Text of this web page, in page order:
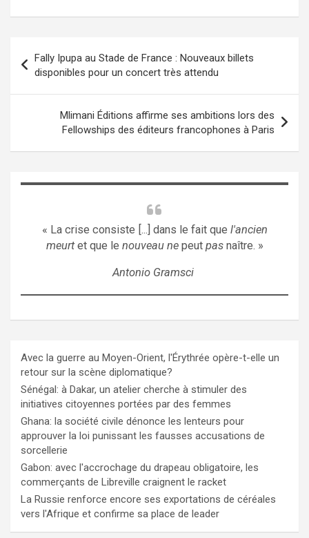
de
l’article
Fally Ipupa au Stade de France : Nouveaux billets
disponibles pour un concert très attendu
Mlimani Éditions affirme ses ambitions lors des
Fellowships des éditeurs francophones à Paris
« La crise consiste [...] dans le fait que l'ancien
meurtet que le nouveau nepeut pasnaître. »
Antonio Gramsci
Avec la guerre au Moyen-Orient, l'Érythrée opère-t-elle un
retour sur la scène diplomatique?
Sénégal: à Dakar, un atelier cherche à stimuler des
initiatives citoyennes portées par des femmes
Ghana: la société civile dénonce les lenteurs pour
approuver la loi punissant les fausses accusations de
sorcellerie
Gabon: avec l'accrochage du drapeau obligatoire, les
commerçants de Libreville craignent le racket
La Russie renforce encore ses exportations de céréales
vers l'Afrique et confirme sa place de leader